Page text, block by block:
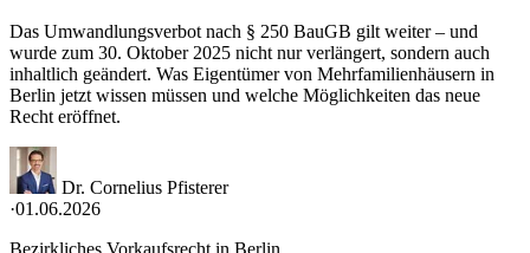
Das Umwandlungsverbot nach § 250 BauGB gilt weiter – und
wurde zum 30. Oktober 2025 nicht nur verlängert, sondern auch
inhaltlich geändert. Was Eigentümer von Mehrfamilienhäusern in
Berlin jetzt wissen müssen und welche Möglichkeiten das neue
Recht eröffnet.
Dr. Cornelius Pfisterer
·01.06.2026
Bezirkliches Vorkaufsrecht in Berlin